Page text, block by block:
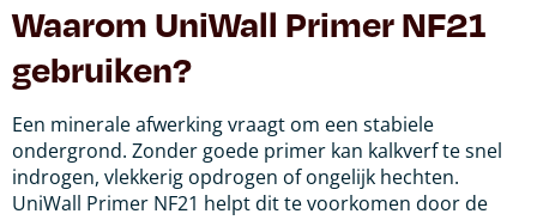
Waarom UniWall Primer NF21
gebruiken?
Een minerale afwerking vraagt om een stabiele
ondergrond. Zonder goede primer kan kalkverf te snel
indrogen, vlekkerig opdrogen of ongelijk hechten.
UniWall Primer NF21 helpt dit te voorkomen door de